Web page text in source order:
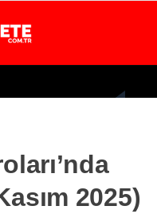
24.4
İSTANBUL
2025)